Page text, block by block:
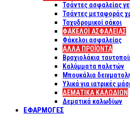
Τσάντες ασφαλείας
Τσάντες μεταφοράς
Ταχυδρομικοί σάκοι
ΦΑΚΕΛΟΙ ΑΣΦΑΛΕΙΑΣ
Φάκελοι ασφαλείας
ΑΛΛΑ ΠΡΟΪΟΝΤΑ
Βραχιολάκια
Καλύμματα παλετών
Μπουκάλια
Υλικά για ιατρικές
ΔΕΜΑΤΙΚΆ ΚΑΛΩΔΊΩΝ
Δεματικά καλωδίων
ΕΦΑΡΜΟΓΈΣ